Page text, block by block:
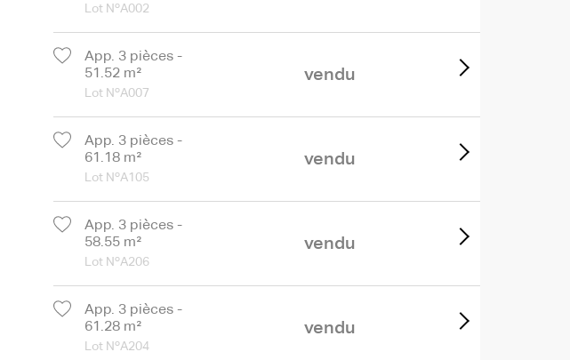
Lot NºA002
App. 3 pièces -
51.52 m²
Lot NºA007
vendu
App. 3 pièces -
61.18 m²
Lot NºA105
vendu
App. 3 pièces -
58.55 m²
Lot NºA206
vendu
App. 3 pièces -
61.28 m²
Lot NºA204
vendu